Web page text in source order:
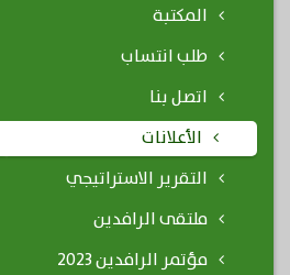
المكتبة
طلب انتساب
اتصل بنا
الأعلانات
التقرير الاستراتيجي
ملتقى الرافدين
مؤتمر الرافدين 2023